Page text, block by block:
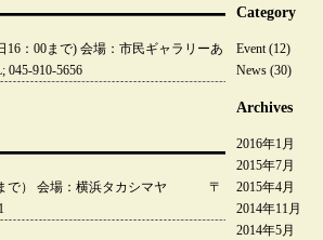
：00まで) 会場：市民ギャラリーあ
910-5656
まで） 会場：横浜タカシマヤ 〒
Category
Event(12)
News (30)
Archives
2016年1月
2015年7月
2015年4月
2014年11月
2014年5月